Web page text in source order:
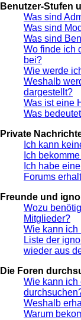
Benutzer-Stufen
Was sind
Was sind
Was sind
Wo finde ich
bei?
Wie werde
Weshalb
dargestellt?
Was ist eine
Was
Private
Ich kann
Ich
Ich habe
Forums
Freunde und
Wozu
Mitglieder?
Wie kann ich
Liste der
wieder aus
Die Foren
Wie kann ich
Weshalb
Warum